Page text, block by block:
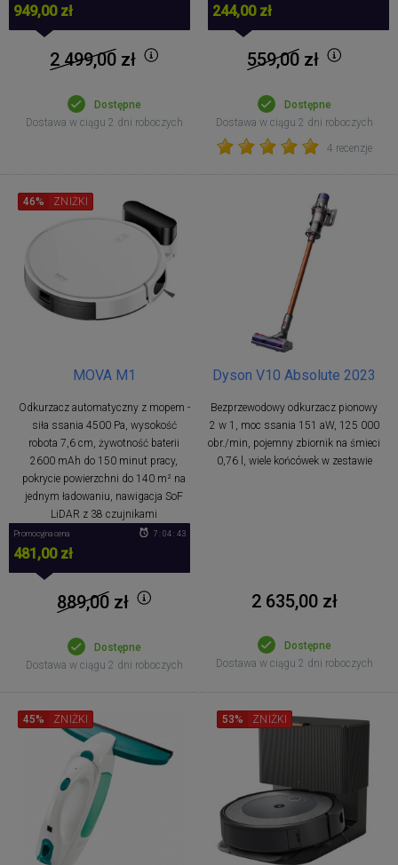
949,00 zł
2 499,00zł
Dostępne
Dostawa w ciągu 2 dni roboczych
244,00 zł
559,00zł
Dostępne
Dostawa w ciągu 2 dni roboczych
4 recenzje
MOVA M1
Odkurzacz automatyczny z mopem -
siła ssania 4500 Pa, wysokość
robota 7,6 cm, żywotność baterii
2600 mAh do 150 minut pracy,
pokrycie powierzchni do 140 m² na
jednym ładowaniu, nawigacja SoF
LiDAR z 38 czujnikami
46% ZNIŻKI
Promocyjna cena
481,00 zł
7 : 04 : 42
889,00zł
Dostępne
Dostawa w ciągu 2 dni roboczych
Dyson V10 Absolute 2023
Bezprzewodowy odkurzacz pionowy
2 w 1, moc ssania 151 aW, 125 000
obr./min, pojemny zbiornik na śmieci
0,76 l, wiele końcówek w zestawie
2 635,00 zł
Dostępne
Dostawa w ciągu 2 dni roboczych
45% ZNIŻKI 53% ZNIŻKI